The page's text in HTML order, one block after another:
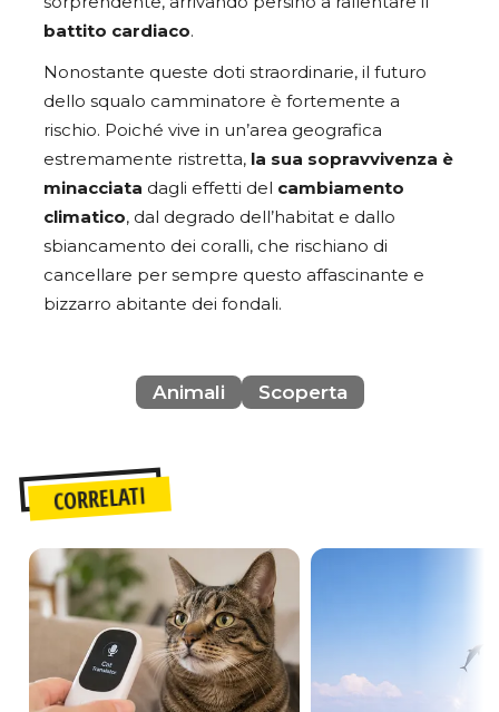
battito cardiaco.
Nonostante queste doti straordinarie, il futuro
dello squalo camminatore è fortemente a
rischio. Poiché vive in un’area geografica
estremamente ristretta, la sua sopravvivenza è
minacciata dagli effetti del cambiamento
climatico, dal degrado dell’habitat e dallo
sbiancamento dei coralli, che rischiano di
cancellare per sempre questo affascinante e
bizzarro abitante dei fondali.
Animali Scoperta
CORRELATI